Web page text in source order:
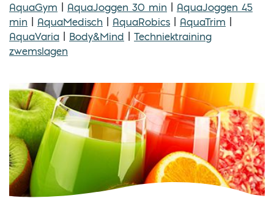
AquaGym AquaJoggen 30 min
AquaJoggen 45
min
AquaMedisch AquaRobics AquaTrim
AquaVaria
Body&Mind
Techniektraining
zwemslagen